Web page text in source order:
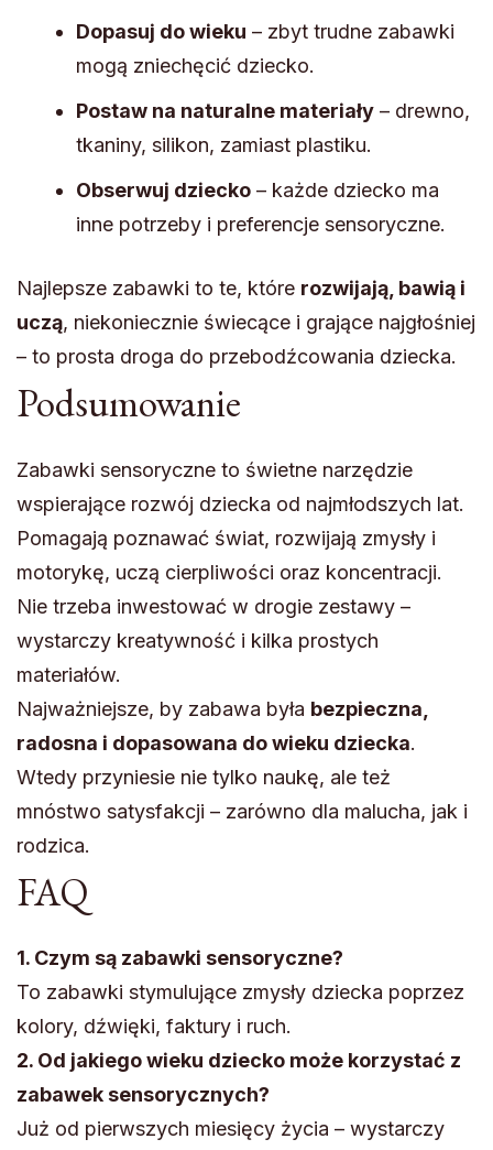
Dopasuj do wieku – zbyt trudne zabawki
mogą zniechęcić dziecko.
Postaw na naturalne materiały – drewno,
tkaniny, silikon, zamiast plastiku.
Obserwuj dziecko – każde dziecko ma
inne potrzeby i preferencje sensoryczne.
Najlepsze zabawki to te, które rozwijają, bawią i
uczą, niekoniecznie świecące i grające najgłośniej
– to prosta droga do przebodźcowania dziecka.
Podsumowanie
Zabawki sensoryczne to świetne narzędzie
wspierające rozwój dziecka od najmłodszych lat.
Pomagają poznawać świat, rozwijają zmysły i
motorykę, uczą cierpliwości oraz koncentracji.
Nie trzeba inwestować w drogie zestawy –
wystarczy kreatywność i kilka prostych
materiałów.
Najważniejsze, by zabawa była bezpieczna,
radosna i dopasowana do wieku dziecka.
Wtedy przyniesie nie tylko naukę, ale też
mnóstwo satysfakcji – zarówno dla malucha, jak i
rodzica.
FAQ
1. Czym są zabawki sensoryczne?
To zabawki stymulujące zmysły dziecka poprzez
kolory, dźwięki, faktury i ruch.
2. Od jakiego wieku dziecko może korzystać z
zabawek sensorycznych?
Już od pierwszych miesięcy życia – wystarczy